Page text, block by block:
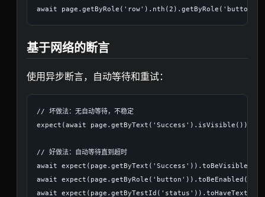
基于网络的断言
使用异步断言，自动等待和重试：
// 坏做法：无自动等待，不稳定
expect(await
// 好做法：自动等待直到超时
await expect(page.getByText('Success')).toBeVisible();
await expect(page.getByRole('button')).toBeEnabled();
await